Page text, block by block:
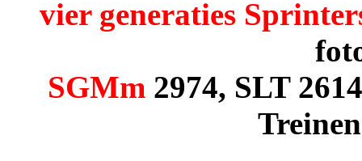
vier generaties
SGMm 2974, SLT